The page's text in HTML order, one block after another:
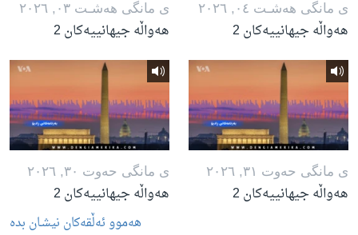
ی مانگی هه‌شـت ٠٤, ٢٠٢٦
هەواڵە جیهانییەکان 2
ی مانگی هه‌شـت ٠٣, ٢٠٢٦
هەواڵە جیهانییەکان 2
ی مانگی حه‌وت ٣١, ٢٠٢٦
هەواڵە جیهانییەکان 2
ی مانگی حه‌وت ٣٠, ٢٠٢٦
هەواڵە جیهانییەکان 2
هه‌موو ئه‌ڵقه‌کان نیشـان بده‌